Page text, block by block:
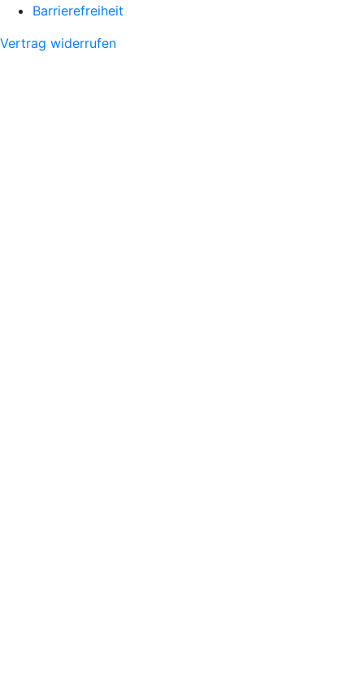
Barrierefreiheit
Vertrag widerrufen